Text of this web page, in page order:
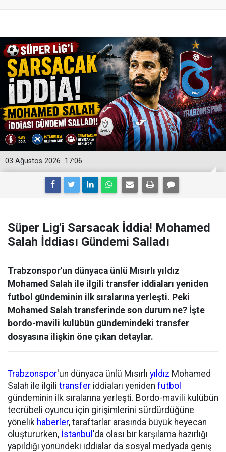
17:06
03 Ağustos 2026
Süper Lig'i Sarsacak İddia! Mohamed
Salah İddiası Gündemi Salladı
Trabzonspor'un dünyaca ünlü Mısırlı yıldız
Mohamed Salah ile ilgili transfer iddiaları yeniden
futbol gündeminin ilk sıralarına yerleşti. Peki
Mohamed Salah transferinde son durum ne? İşte
bordo-mavili kulübün gündemindeki transfer
dosyasına ilişkin öne çıkan detaylar.
Trabzonspor'un dünyaca ünlü Mısırlı yıldız Mohamed
Salah ile ilgili transfer iddiaları yeniden futbol
gündeminin ilk sıralarına yerleşti. Bordo-mavili kulübün
tecrübeli oyuncu için girişimlerini sürdürdüğüne
yönelik haberler, taraftarlar arasında büyük heyecan
oluştururken, İstanbul 'da olası bir karşılama hazırlığı
yapıldığı yönündeki iddialar da sosyal medyada geniş